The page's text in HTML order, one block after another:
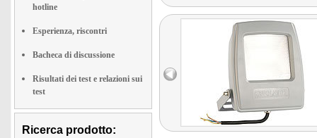
hotline
Esperienza, riscontri
Bacheca di discussione
Risultati dei test e relazioni sui
test
Ricerca prodotto: